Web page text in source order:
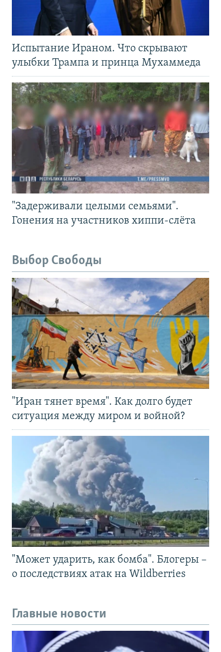
Испытание Ираном. Что скрывают
улыбки Трампа и принца Мухаммеда
"Задерживали целыми семьями".
Гонения на участников хиппи-слёта
Выбор Свободы
"Иран тянет время". Как долго будет
ситуация между миром и войной?
"Может ударить, как бомба". Блогеры –
о последствиях атак на Wildberries
Главные новости